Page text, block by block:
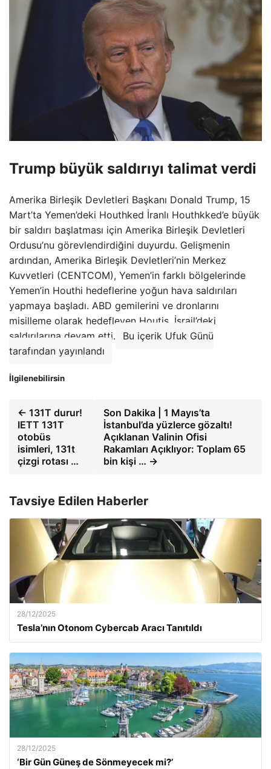
Trump büyük saldırıyı talimat verdi
Amerika Birleşik Devletleri Başkanı Donald Trump, 15
Mart’ta Yemen’deki Houthked İranlı Houthkked’e büyük
bir saldırı başlatması için Amerika Birleşik Devletleri
Ordusu’nu görevlendirdiğini duyurdu. Gelişmenin
ardından, Amerika Birleşik Devletleri’nin Merkez
Kuvvetleri (CENTCOM), Yemen’in farklı bölgelerinde
Yemen’in Houthi hedeflerine yoğun hava saldırıları
yapmaya başladı. ABD gemilerini ve dronlarını
misilleme olarak hedefleyen Houtis, İsrail’deki
saldırılarına devam etti.
Bu içerik Ufuk Günü
tarafından yayınlandı
İlgilenebilirsin
← 131T durur!
IETT 131T
otobüs
isimleri, 131t
çizgi rotası …
Son Dakika | 1 Mayıs’ta
İstanbul’da yüzlerce gözaltı!
Açıklanan Valinin Ofisi
Rakamları Açıklıyor: Toplam 65
bin kişi … →
Tavsiye Edilen Haberler
28/12/2025
Tesla’nın Otonom Cybercab Aracı Tanıtıldı
28/12/2025
‘Bir Gün Güneş de Sönmeyecek mi?’